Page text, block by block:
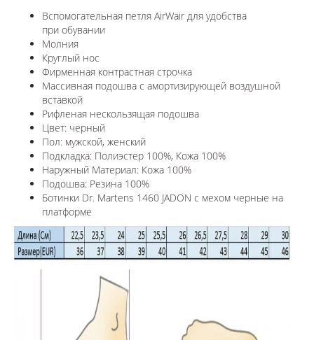
Вспомогательная петля AirWair для удобства
при обувании
Молния
Круглый нос
Фирменная контрастная строчка
Массивная подошва с амортизирующей воздушной
вставкой
Рифленая нескользящая подошва
Цвет: черный
Пол: мужской, женский
Подкладка: Полиэстер 100%, Кожа 100%
Наружный Материал: Кожа 100%
Подошва: Резина 100%
Ботинки Dr. Martens 1460 JADON с мехом черные на
платформе